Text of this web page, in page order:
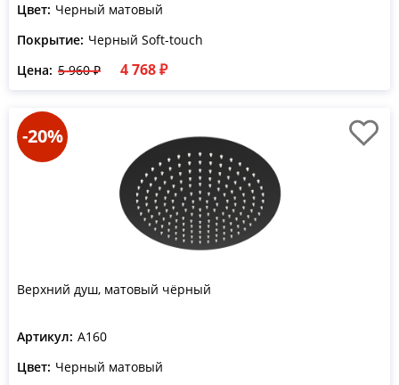
Цвет: Черный матовый
Покрытие: Черный Soft-touch
Цена: 5 960 ₽ 4 768 ₽
-20%
Верхний душ, матовый чёрный
Артикул: A160
Цвет: Черный матовый